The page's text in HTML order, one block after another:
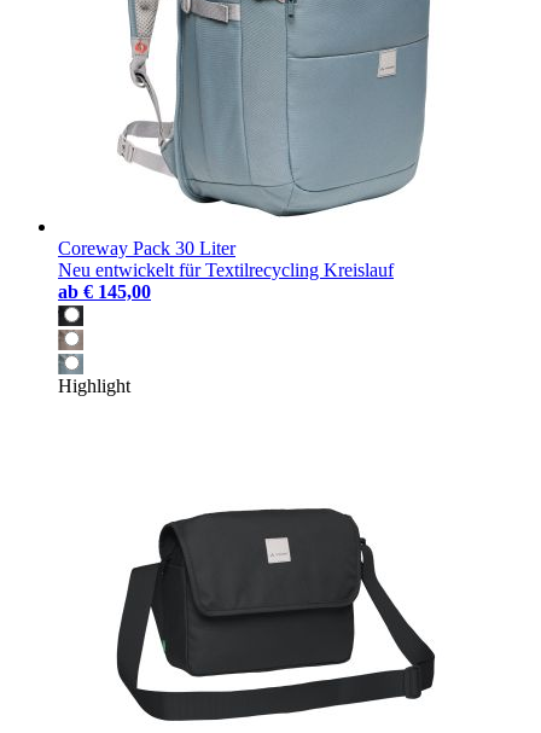
Coreway Pack 30 Liter
Neu entwickelt für Textilrecycling Kreislauf
ab € 145,00
Highlight